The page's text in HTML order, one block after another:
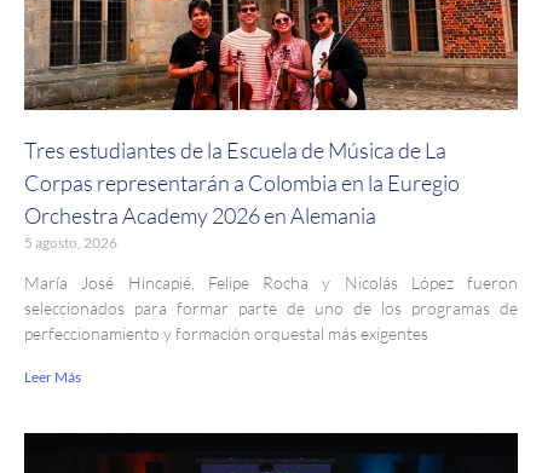
Tres estudiantes de la Escuela de Música de La
Corpas representarán a Colombia en la Euregio
Orchestra Academy 2026 en Alemania
5 agosto, 2026
María José Hincapié, Felipe Rocha y Nicolás López fueron
seleccionados para formar parte de uno de los programas de
perfeccionamiento y formación orquestal más exigentes
Leer Más